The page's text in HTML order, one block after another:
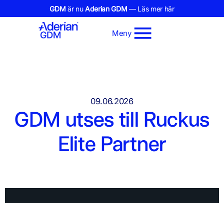
GDM är nuAderian GDM — Läs mer här
Meny
09.06.2026
GDM utses till Ruckus
Elite Partner